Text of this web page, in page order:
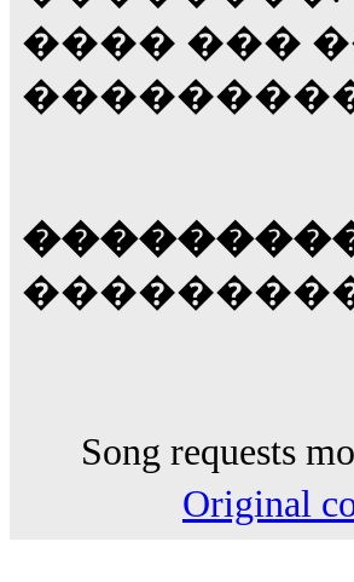
���� ���
����������
Song requests
Original